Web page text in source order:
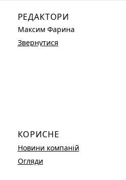
РЕДАКТОРИ
Максим Фарина
Звернутися
КОРИСНЕ
Новини компаній
Огляди